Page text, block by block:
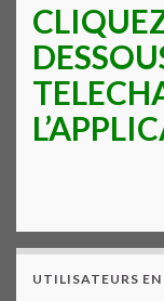
UTILISATEURS EN